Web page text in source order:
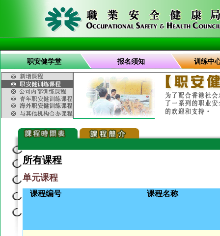
职安健学堂 报名须知 训练中
所有课程
单元课程
课程编号 课程名称